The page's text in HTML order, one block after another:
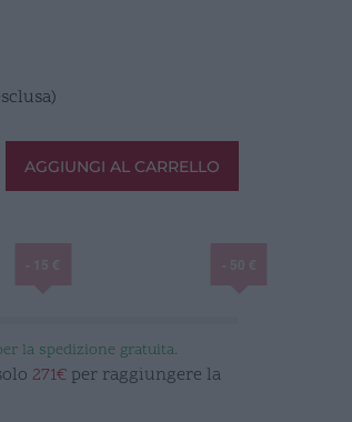
AGGIUNGI AL CARRELLO
la spedizione gratuita.
271€per raggiungere la